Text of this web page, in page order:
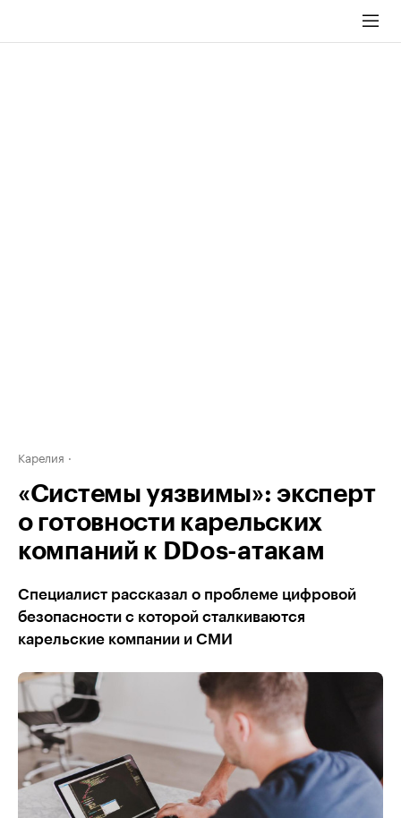
Карелия
«Системы уязвимы»: эксперт
о готовности карельских
компаний к DDos-атакам
Специалист рассказал о проблеме цифровой
безопасности с которой сталкиваются
карельские компании и СМИ